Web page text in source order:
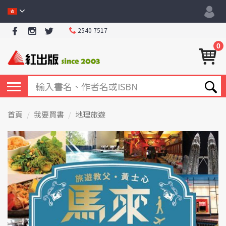
2540 7517
0
首頁 我要買書 地理旅遊